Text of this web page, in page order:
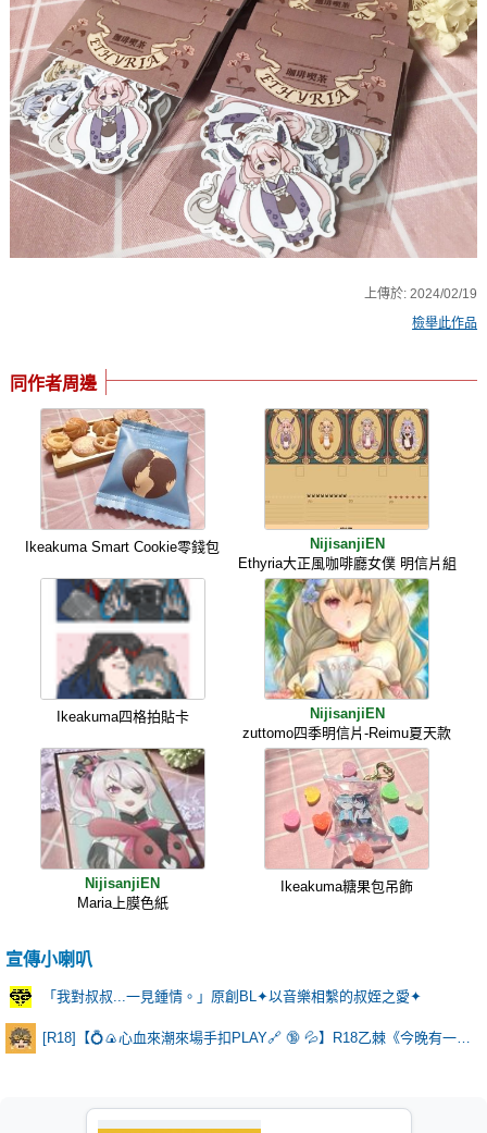
上傳於: 2024/02/19
檢舉此作品
同作者周邊
Ikeakuma Smart Cookie零錢包
NijisanjiEN
Ethyria大正風咖啡廳女僕 明信片組
Ikeakuma四格拍貼卡
NijisanjiEN
zuttomo四季明信片-Reimu夏天款
NijisanjiEN
Maria上膜色紙
Ikeakuma糖果包吊飾
宣傳小喇叭
「我對叔叔...一見鍾情。」原創BL✦以音樂相繫的叔姪之愛✦